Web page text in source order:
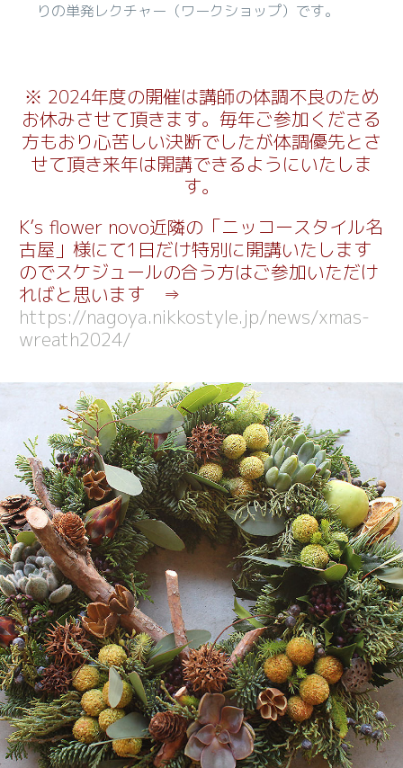
りの単発レクチャー（ワークショップ）です。
※ 2024年度の開催は講師の体調不良のため
お休みさせて頂きます。毎年ご参加くださる
方もおり心苦しい決断でしたが体調優先とさ
せて頂き来年は開講できるようにいたしま
す。
K’s flower novo近隣の「ニッコースタイル名
古屋」様にて1日だけ特別に開講いたします
のでスケジュールの合う方はご参加いただけ
ればと思います ⇒
https://nagoya.nikkostyle.jp/news/xmas-
wreath2024/